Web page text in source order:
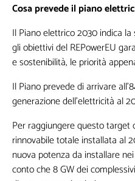
Cosa prevede il piano
Il Piano elettrico 2030 indica
gli obiettivi del REPowerEU
e sostenibilità, le priorità
Il Piano prevede di arrivare
generazione dell’elettricità al
Per raggiungere questo target
rinnovabile totale installata al
nuova potenza da installare
conto che 8 GW dei